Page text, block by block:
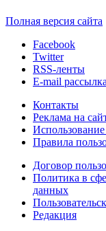
Полная версия сайта
Facebook
Twitter
RSS-ленты
E-mail рассылка
Контакты
Реклама на
Правила
Договор
Политика в
данных
Редакция